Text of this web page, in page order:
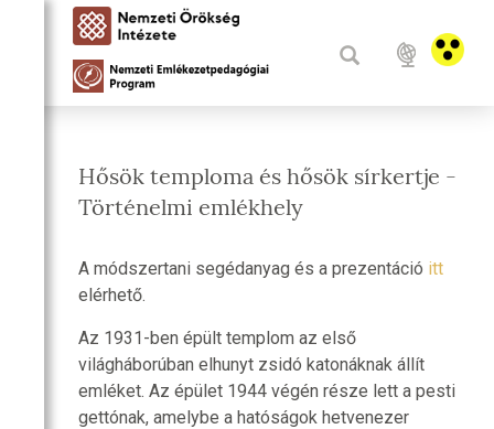
Hősök temploma és hősök sírkertje -
Történelmi emlékhely
A módszertani segédanyag és a prezentáció itt
elérhető.
Az 1931-ben épült templom az első
világháborúban elhunyt zsidó katonáknak állít
emléket. Az épület 1944 végén része lett a pesti
gettónak, amelybe a hatóságok hetvenezer